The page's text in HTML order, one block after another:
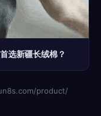
选新疆长绒棉？
product/